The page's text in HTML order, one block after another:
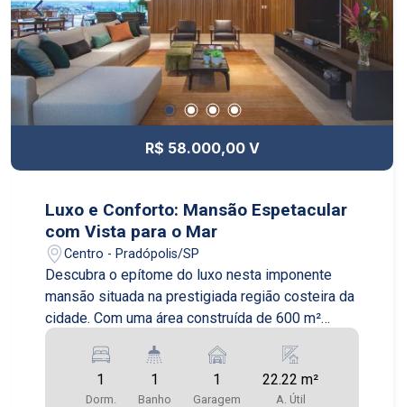
R$ 58.000,00 V
Luxo e Conforto: Mansão Espetacular
com Vista para o Mar
Centro - Pradópolis/SP
Descubra o epítome do luxo nesta imponente
mansão situada na prestigiada região costeira da
cidade. Com uma área construída de 600 m²
distribuídos em um terreno de 2000 m², esta
propriedade oferece não apenas espaço, mas
também uma experiência de vida incomparável.
1
Dorm.
1
Banho
1
Garagem
22.22 m²
A. Útil